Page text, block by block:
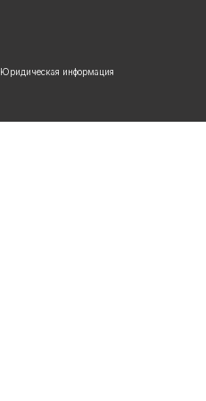
Юридическая информация